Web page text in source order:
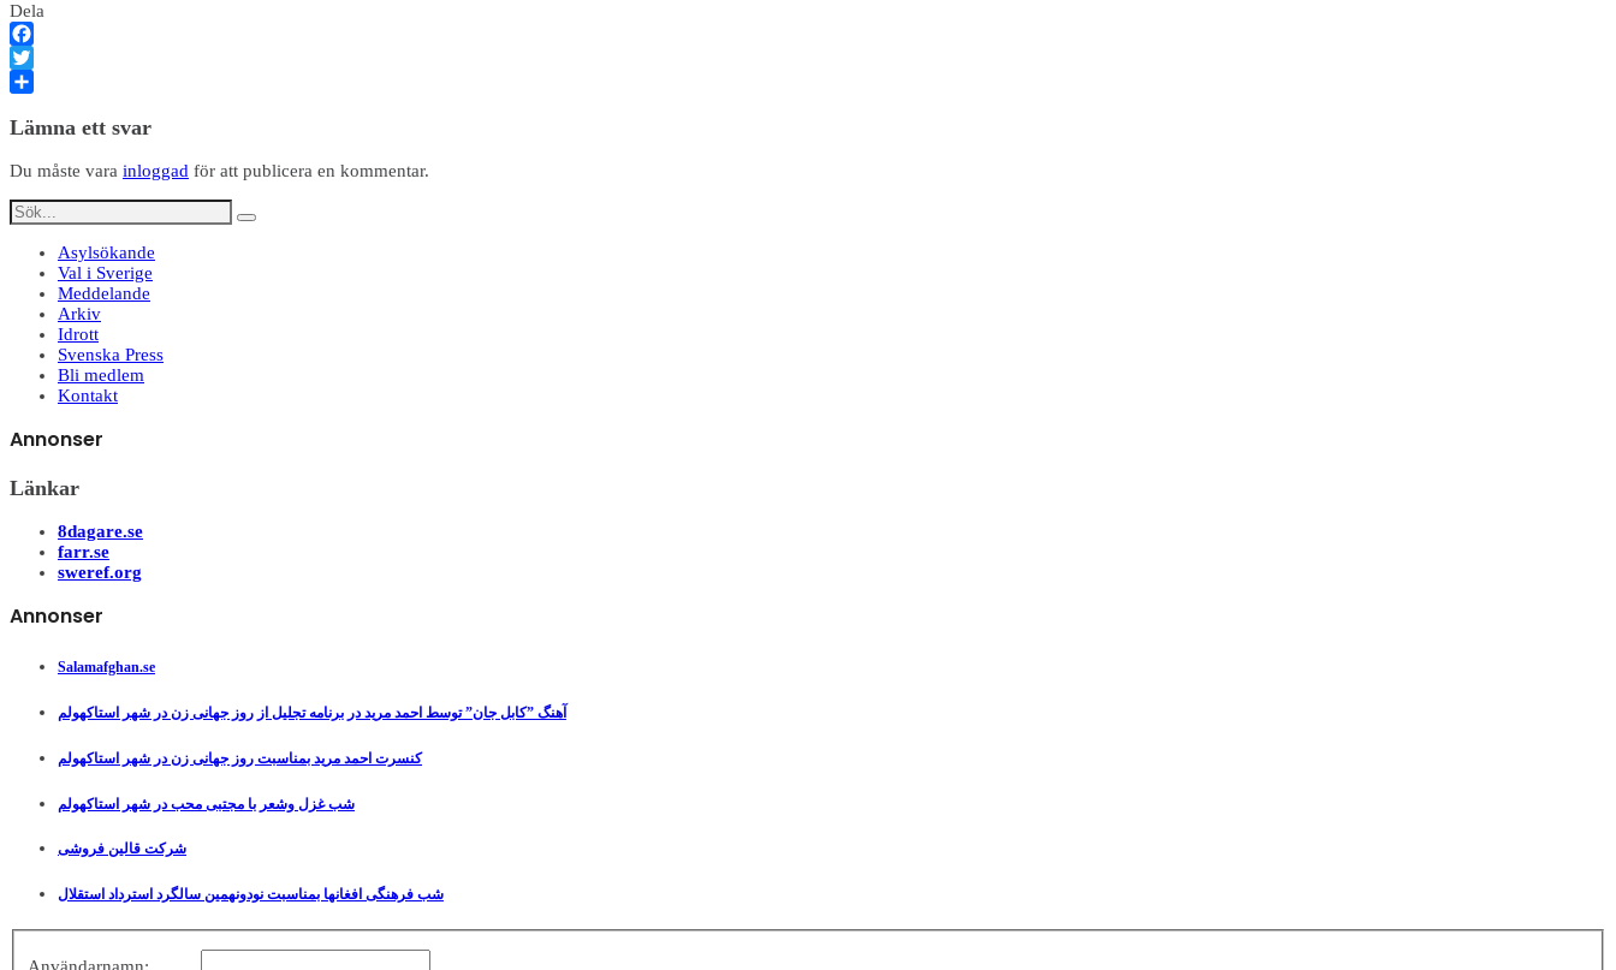
Dela
Facebook
Twitter
Lämna ett svar
Du måste vara inloggad för att publicera en kommentar.
Asylsökande
Val i Sverige
Meddelande
Arkiv
Idrott
Svenska Press
Bli medlem
Kontakt
Annonser
Länkar
8dagare.se
farr.se
sweref.org
Annonser
Salamafghan.se
آهنگ ”کابل جان” توسط احمد مرید در برنامه تجلیل از روز جهانی زن در شهر استاکهولم
کنسرت احمد مرید بمناسبت روز جهانی زن در شهر استاکهولم
شب غزل وشعر با مجتبی محب در شهر استاکهولم
شرکت قالین فروشی
شب فرهنگی افغانها بمناسبت نودونهمین سالگرد استرداد استقلال